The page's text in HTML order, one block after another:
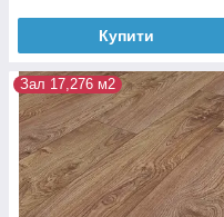
Купити
Зал 17,276 м2